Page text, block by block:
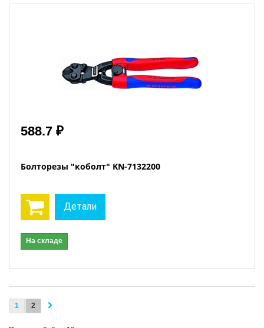
588.7 ₽
Болторезы "коболт" KN-7132200
Детали
На складе
1 2